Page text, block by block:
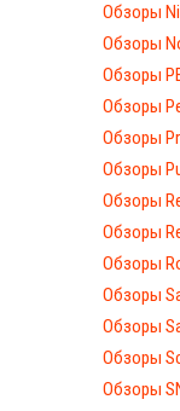
Обзоры
Обзоры
Обзоры
Обзоры
Обзоры
Обзоры
Обзоры
Обзоры
Обзоры
Обзоры
Обзоры
Обзоры
Обзоры